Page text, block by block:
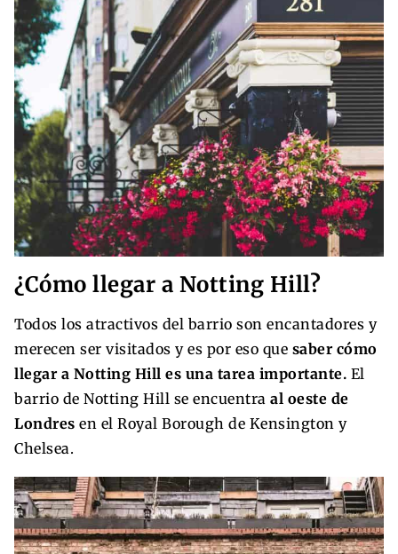
¿Cómo llegar a Notting Hill?
Todos los atractivos del barrio son encantadores y
merecen ser visitados y es por eso que saber cómo
llegar a Notting Hill es una tarea importante. El
barrio de Notting Hill se encuentra al oeste de
Londres en el Royal Borough de Kensington y
Chelsea.